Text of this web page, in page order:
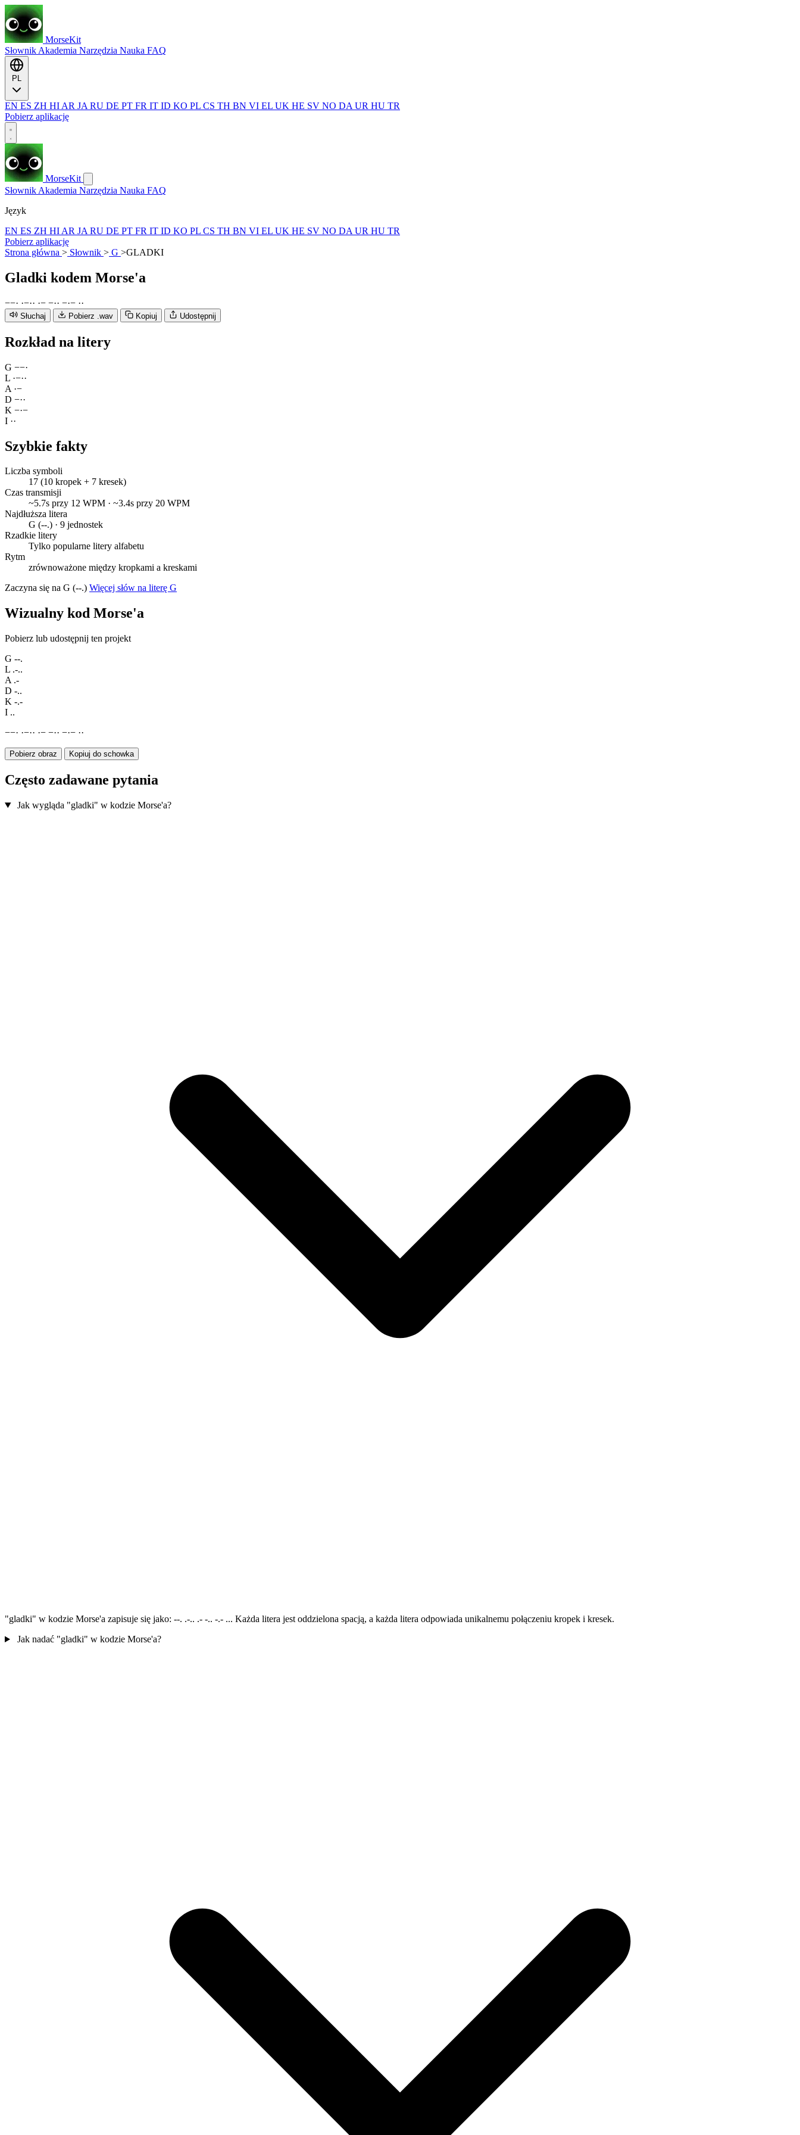
MorseKit
Słownik Akademia Narzędzia Nauka FAQ
EN ES ZH HI AR JA RU DE PT FR IT ID KO PL CS TH BN VI EL UK HE SV NO DA UR HU TR
Pobierz aplikację
MorseKit
Słownik Akademia Narzędzia Nauka FAQ
Język
EN ES ZH HI AR JA RU DE PT FR IT ID KO PL CS TH BN VI EL UK HE SV NO DA UR HU TR
Pobierz aplikację
Strona główna > Słownik > G >GLADKI
Gladki kodem Morse'a
−−· ·−·· ·− −·· −·− ··
Słuchaj Pobierz .wav Kopiuj Udostępnij
Rozkład na litery
G −−·
L ·−··
A ·−
D −··
K −·−
I ··
Szybkie fakty
Liczba symboli
17 (10 kropek + 7 kresek)
Czas transmisji
~5.7s przy 12 WPM · ~3.4s przy 20 WPM
Najdłuższa litera
G (--.) · 9 jednostek
Rzadkie litery
Tylko popularne litery alfabetu
Rytm
zrównoważone między kropkami a kreskami
Zaczyna się na G (--.) Więcej słów na literę G
Wizualny kod Morse'a
Pobierz lub udostępnij ten projekt
G --.
L .-..
A .-
D -..
K -.-
I ..
−−· ·−·· ·− −·· −·− ··
Pobierz obraz Kopiuj do schowka
Często zadawane pytania
Jak wygląda "gladki" w kodzie Morse'a?
"gladki" w kodzie Morse'a zapisuje się jako: --. .-.. .- -.. -.- ... Każda litera jest oddzielona spacją, a każda litera odpowiada unikalnemu połączeniu kropek i kresek.
Jak nadać "gladki" w kodzie Morse'a?